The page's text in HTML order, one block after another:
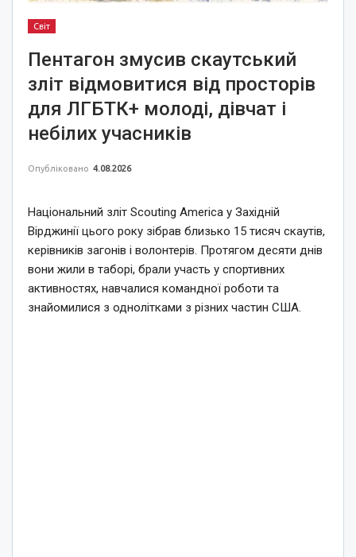
Світ
Пентагон змусив скаутський
зліт відмовитися від просторів
для ЛГБТК+ молоді, дівчат і
небілих учасників
Опубліковано 4.08.2026
Національний зліт Scouting America у Західній
Вірджинії цього року зібрав близько 15 тисяч скаутів,
керівників загонів і волонтерів. Протягом десяти днів
вони жили в таборі, брали участь у спортивних
активностях, навчалися командної роботи та
знайомилися з однолітками з різних частин США.